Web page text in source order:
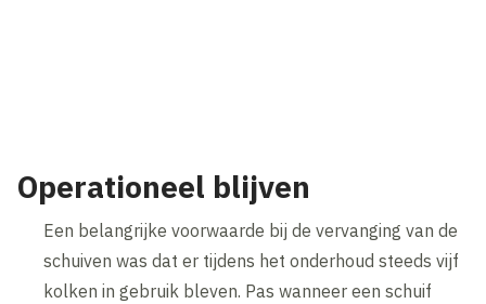
Operationeel blijven
Een belangrijke voorwaarde bij de vervanging van de
schuiven was dat er tijdens het onderhoud steeds vijf
kolken in gebruik bleven. Pas wanneer een schuif